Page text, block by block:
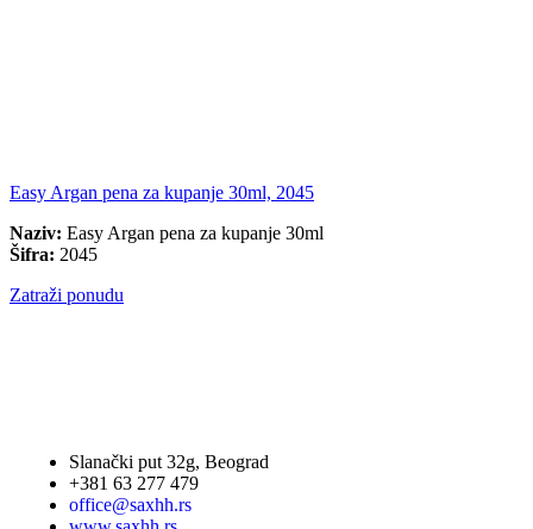
Easy Argan pena za kupanje 30ml, 2045
Naziv: Easy Argan pena za kupanje 30ml
Šifra: 2045
Zatraži ponudu
Slanački put 32g, Beograd
+381 63 277 479
office@saxhh.rs